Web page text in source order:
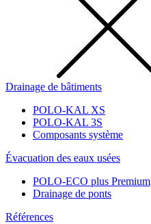
Drainage de bâtiments
POLO-KAL XS
POLO-KAL 3S
Composants système
Évacuation des eaux usées
POLO-ECO plus Premium
Drainage de ponts
Références